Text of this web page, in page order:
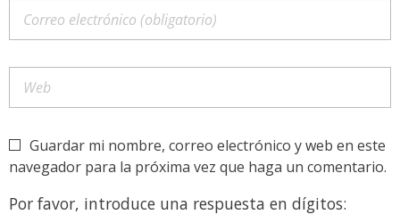
Guardar mi nombre, correo electrónico y web en este
navegador para la próxima vez que haga un comentario.
Por favor, introduce una respuesta en dígitos: